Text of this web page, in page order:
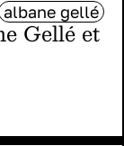
Gellé et
albane gellé